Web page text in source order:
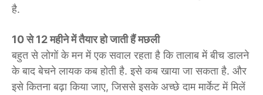
है.
10 से 12 महीने में तैयार हो जाती हैं मछली
बहुत से लोगों के मन में एक सवाल रहता है कि तालाब में बीच डालने
के बाद बेचने लायक कब होती है. इसे कब खाया जा सकता है. और
इसे कितना बढ़ा किया जाए, जिससे इसके अच्छे दाम मार्केट में मिलें